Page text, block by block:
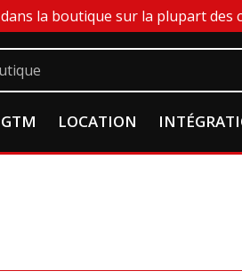
dans la boutique sur la plupart des
GTM LOCATION